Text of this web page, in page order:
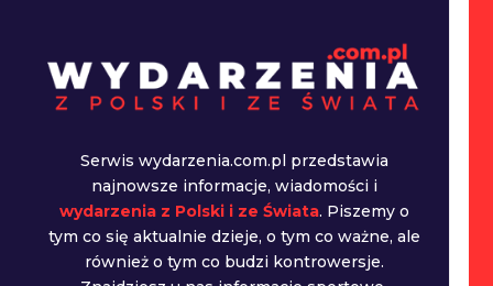
Serwis wydarzenia.com.pl przedstawia
najnowsze informacje, wiadomości i
wydarzenia z Polski i ze Świata. Piszemy o
tym co się aktualnie dzieje, o tym co ważne, ale
również o tym co budzi kontrowersje.